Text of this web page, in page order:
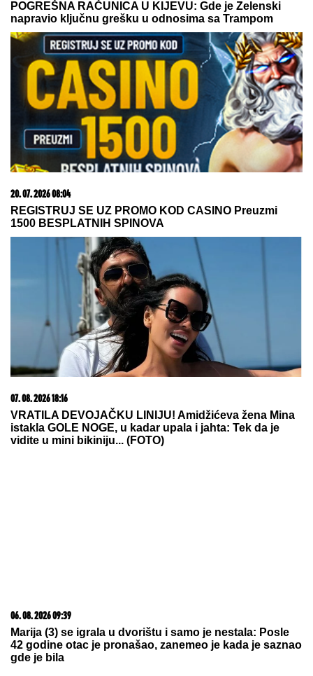
15. 07. 2026 07:44
Većina građana izgubi novac pre nego što stigne na
letovanje - ovih 7 troškova skoro niko ne planira
Šta dete nasleđuje od oca, a šta od majke? Sve što
treba da znate o genetici
20. 07. 2026 08:04